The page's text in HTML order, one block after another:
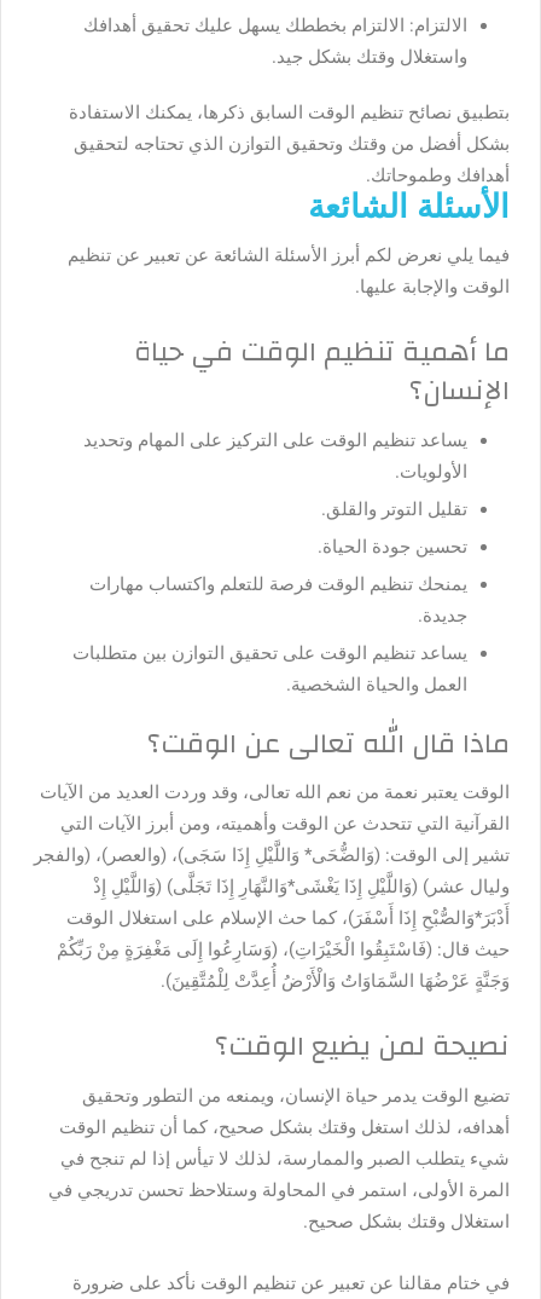
الالتزام: الالتزام بخططك يسهل عليك تحقيق أهدافك
واستغلال وقتك بشكل جيد.
بتطبيق نصائح تنظيم الوقت السابق ذكرها، يمكنك الاستفادة
بشكل أفضل من وقتك وتحقيق التوازن الذي تحتاجه لتحقيق
أهدافك وطموحاتك.
الأسئلة الشائعة
فيما يلي نعرض لكم أبرز الأسئلة الشائعة عن تعبير عن تنظيم
الوقت والإجابة عليها.
ما أهمية تنظيم الوقت في حياة
الإنسان؟
يساعد تنظيم الوقت على التركيز على المهام وتحديد
الأولويات.
تقليل التوتر والقلق.
تحسين جودة الحياة.
يمنحك تنظيم الوقت فرصة للتعلم واكتساب مهارات
جديدة.
يساعد تنظيم الوقت على تحقيق التوازن بين متطلبات
العمل والحياة الشخصية.
ماذا قال الله تعالى عن الوقت؟
الوقت يعتبر نعمة من نعم الله تعالى، وقد وردت العديد من الآيات
القرآنية التي تتحدث عن الوقت وأهميته، ومن أبرز الآيات التي
تشير إلى الوقت: (وَالضُّحَى* وَاللَّيْلِ إِذَا سَجَى)، (والعصر)، (والفجر
وليال عشر) (وَاللَّيْلِ إِذَا يَغْشَى*وَالنَّهَارِ إِذَا تَجَلَّى) (وَاللَّيْلِ إِذْ
أَدْبَرَ*وَالصُّبْحِ إِذَا أَسْفَرَ)، كما حث الإسلام على استغلال الوقت
حيث قال: (فَاسْتَبِقُوا الْخَيْرَاتِ)، (وَسَارِعُوا إِلَى مَغْفِرَةٍ مِنْ رَبِّكُمْ
وَجَنَّةٍ عَرْضُهَا السَّمَاوَاتُ وَالْأَرْضُ أُعِدَّتْ لِلْمُتَّقِينَ).
نصيحة لمن يضيع الوقت؟
تضيع الوقت يدمر حياة الإنسان، ويمنعه من التطور وتحقيق
أهدافه، لذلك استغل وقتك بشكل صحيح، كما أن تنظيم الوقت
شيء يتطلب الصبر والممارسة، لذلك لا تيأس إذا لم تنجح في
المرة الأولى، استمر في المحاولة وستلاحظ تحسن تدريجي في
استغلال وقتك بشكل صحيح.
في ختام مقالنا عن تعبير عن تنظيم الوقت نأكد على ضرورة